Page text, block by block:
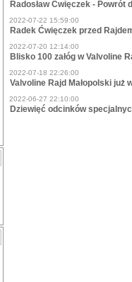
Radosław Ćwięczek - Powrót
2022-07-22 15:59:00
Radek Ćwięczek przed
2022-07-20 12:14:00
Blisko 100 załóg w Valvoline
2022-07-18 22:26:00
Valvoline Rajd Małopolski już
2022-06-27 22:10:00
Dziewięć odcinków